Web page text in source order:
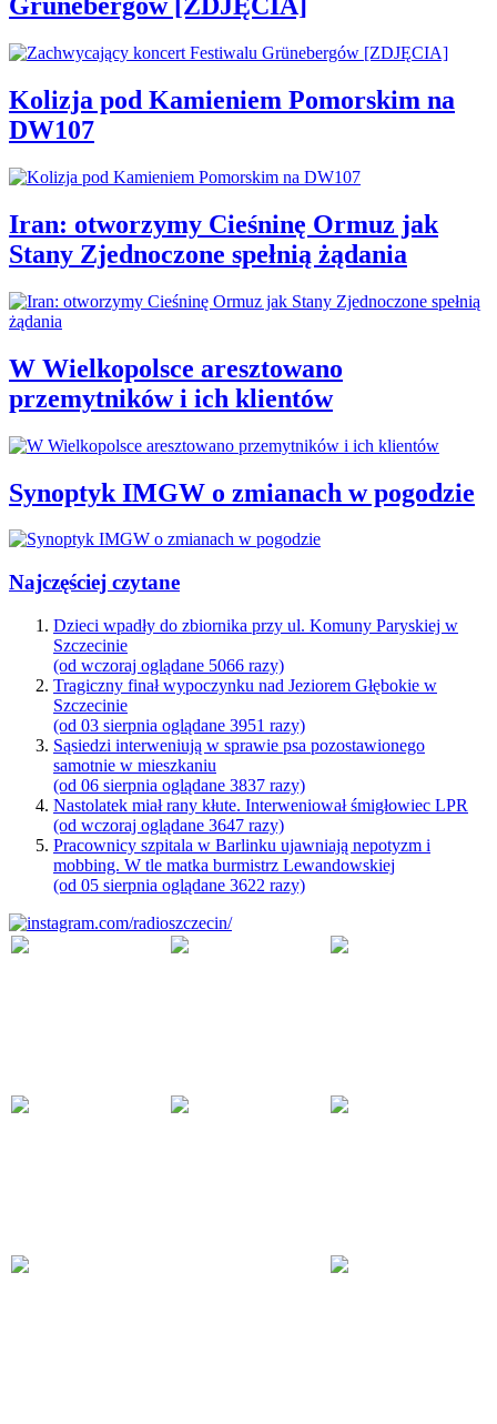
Grünebergów [ZDJĘCIA]
Kolizja pod Kamieniem Pomorskim na
DW107
Iran: otworzymy Cieśninę Ormuz jak
Stany Zjednoczone spełnią żądania
W Wielkopolsce aresztowano
przemytników i ich klientów
Synoptyk IMGW o zmianach w pogodzie
Najczęściej czytane
Dzieci wpadły do zbiornika przy ul. Komuny Paryskiej w
Szczecinie
(od wczoraj oglądane 5066 razy)
Tragiczny finał wypoczynku nad Jeziorem Głębokie w
Szczecinie
(od 03 sierpnia oglądane 3951 razy)
Sąsiedzi interweniują w sprawie psa pozostawionego
samotnie w mieszkaniu
(od 06 sierpnia oglądane 3837 razy)
Nastolatek miał rany kłute. Interweniował śmigłowiec LPR
(od wczoraj oglądane 3647 razy)
Pracownicy szpitala w Barlinku ujawniają nepotyzm i
mobbing. W tle matka burmistrz Lewandowskiej
(od 05 sierpnia oglądane 3622 razy)